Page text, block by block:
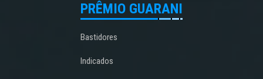
PRÊMIO GUARANI
Bastidores
Indicados